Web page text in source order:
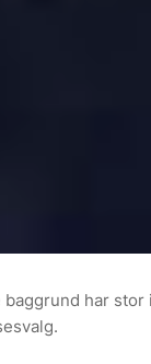
har stor